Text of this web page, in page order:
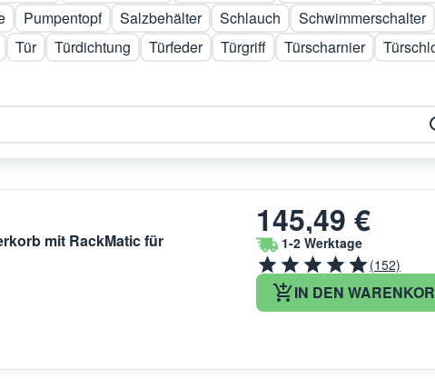
Pumpentopf Salzbehälter Schlauch
Schwimmerschalter
Tür Türdichtung Türfeder Türgriff Türscharnier
mit RackMatic für
145,49 €
1-2 Werktage
(152)
IN DEN